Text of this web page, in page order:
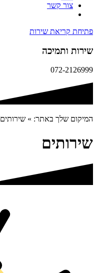
צור קשר
פתיחת קריאת שירות
שירות ותמיכה
072-2126999
המיקום שלך באתר: » שירותים
שירותים